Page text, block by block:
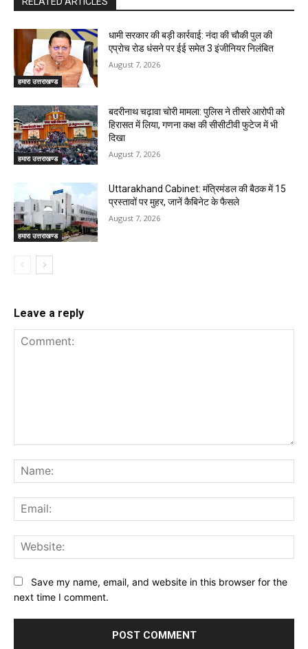
हमारा उत्तराखण्ड
धामी सरकार की बड़ी कार्रवाई: नंदा की चौकी पुल की
एप्राेच रोड धंसने पर ईई समेत 3 इंजीनियर निलंबित
August 7, 2026
हमारा उत्तराखण्ड
बदरीनाथ चढ़ावा चोरी मामला: पुलिस ने तीसरे आरोपी को
हिरासत में लिया, गणना कक्ष की सीसीटीवी फुटेज में भी
दिखा
August 7, 2026
हमारा उत्तराखण्ड
Uttarakhand Cabinet: मंत्रिमंडल की बैठक में 15
प्रस्तावों पर मुहर, जानें कैबिनेट के फैसले
August 7, 2026
Leave a reply
Save my name, email, and website in this browser for the
next time I comment.